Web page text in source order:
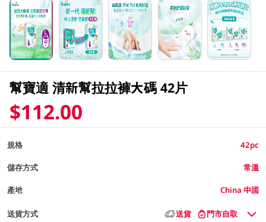
幫寶適 清新幫拉拉褲大碼 42片
$112.00
規格 42pc
儲存方式 常溫
產地 China 中國
送貨方式 送貨 門市自取